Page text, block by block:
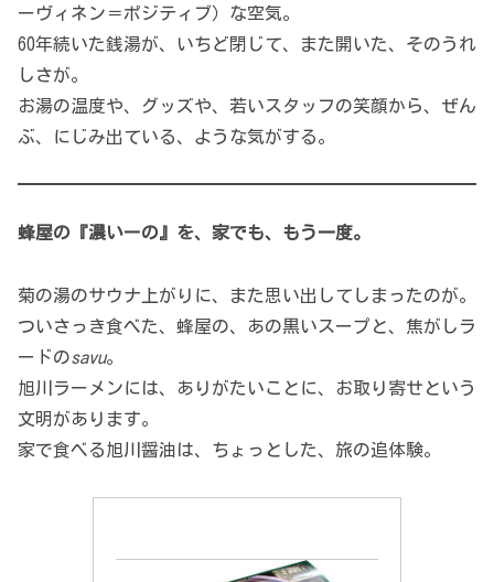
ーヴィネン＝ポジティブ）な空気。
60年続いた銭湯が、いちど閉じて、また開いた、そのうれ
しさが。
お湯の温度や、グッズや、若いスタッフの笑顔から、ぜん
ぶ、にじみ出ている、ような気がする。
蜂屋の『濃いーの』を、家でも、もう一度。
菊の湯のサウナ上がりに、また思い出してしまったのが。
ついさっき食べた、蜂屋の、あの黒いスープと、焦がしラ
ードのsavu。
旭川ラーメンには、ありがたいことに、お取り寄せという
文明があります。
家で食べる旭川醤油は、ちょっとした、旅の追体験。